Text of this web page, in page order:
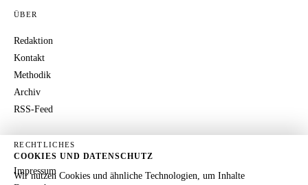
ÜBER
Redaktion
Kontakt
Methodik
Archiv
RSS-Feed
RECHTLICHES
Impressum
COOKIES UND DATENSCHUTZ
Wir nutzen Cookies und ähnliche Technologien, um Inhalte